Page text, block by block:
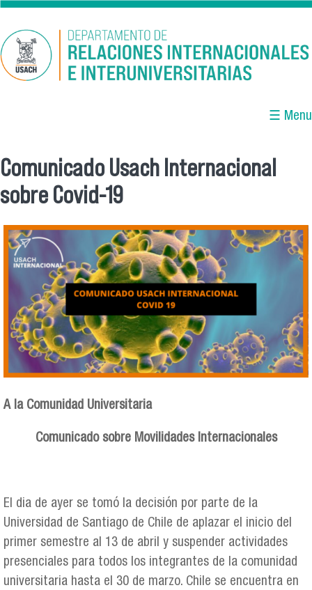
Pasar al contenido principal
☰ Menu
Se encuentra usted aquí
Comunicado Usach Internacional
sobre Covid-19
A la Comunidad Universitaria
Comunicado sobre Movilidades Internacionales
El dia de ayer se tomó la decisión por parte de la
Universidad de Santiago de Chile de aplazar el inicio del
primer semestre al 13 de abril y suspender actividades
presenciales para todos los integrantes de la comunidad
universitaria hasta el 30 de marzo. Chile se encuentra en